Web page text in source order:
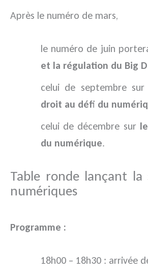
Après le numéro de mars,
le numéro de juin
et la régulation du Big
celui de septembre sur
droit au défi du
celui de décembre sur
du numérique.
Table ronde lançant la
numériques
Programme :
18h00 – 18h30 : arrivée